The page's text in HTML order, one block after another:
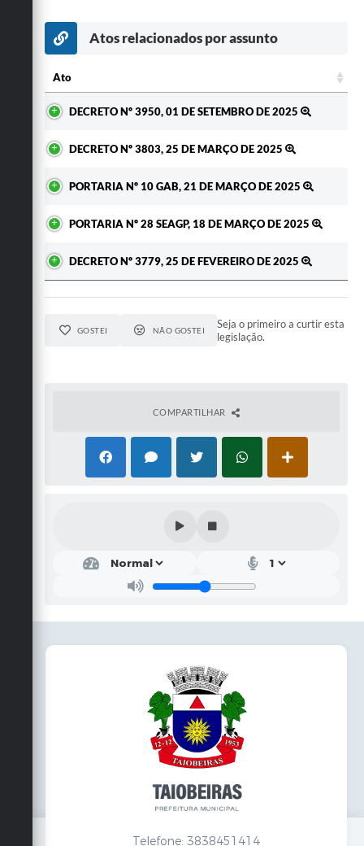
Atos relacionados por assunto
Ato
DECRETO Nº 3950, 01 DE SETEMBRO DE 2025
DECRETO Nº 3803, 25 DE MARÇO DE 2025
PORTARIA Nº 10 GAB, 21 DE MARÇO DE 2025
PORTARIA Nº 28 SEAGP, 18 DE MARÇO DE 2025
DECRETO Nº 3779, 25 DE FEVEREIRO DE 2025
GOSTEI NÃO GOSTEI
Seja o primeiro a curtir esta
legislação.
COMPARTILHAR
Telefone: 3838451414